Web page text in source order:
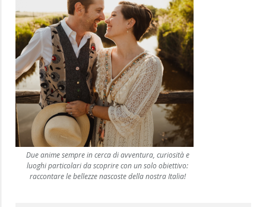
Due anime sempre in cerca di avventura, curiosità e
luoghi particolari da scoprire con un solo obiettivo:
raccontare le bellezze nascoste della nostra Italia!